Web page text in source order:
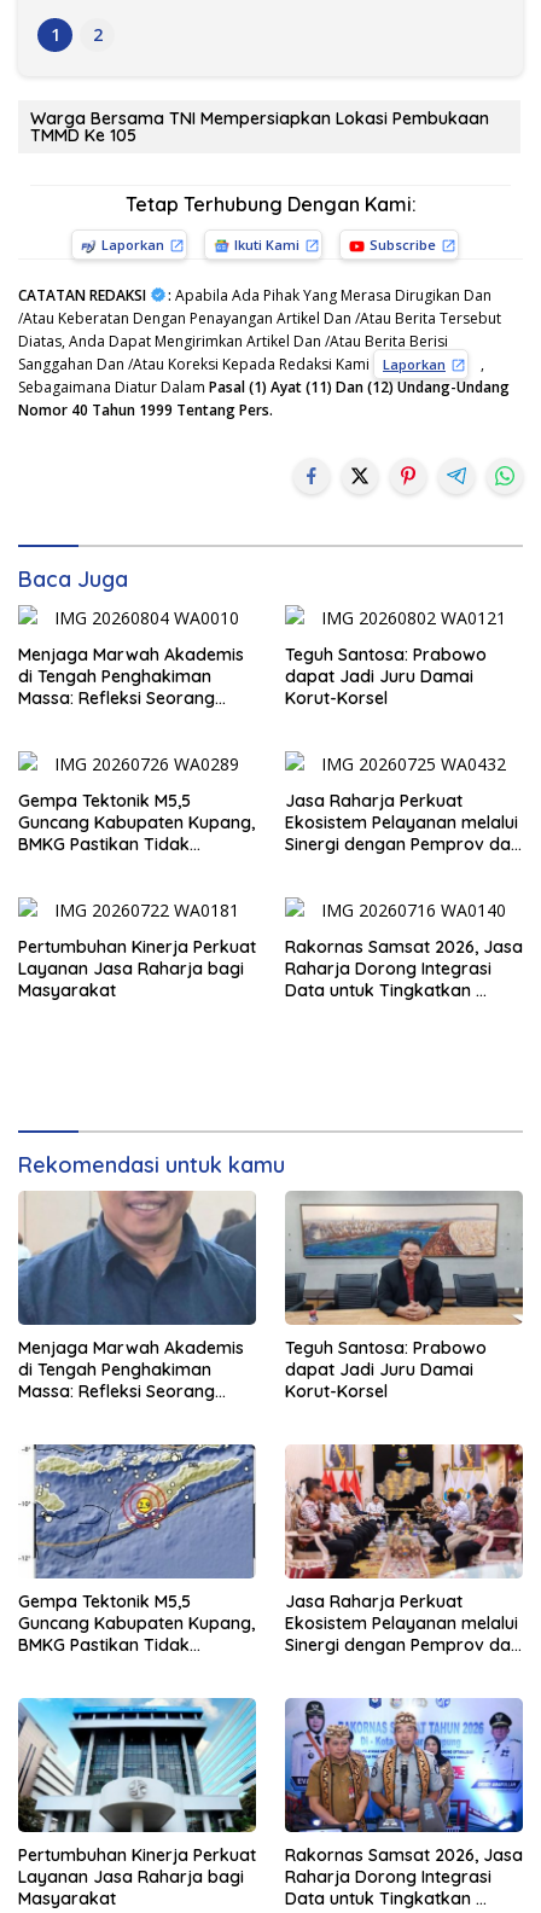
1
2
Warga Bersama TNI Mempersiapkan Lokasi Pembukaan
TMMD Ke 105
Tetap Terhubung Dengan Kami:
Laporkan Ikuti Kami Subscribe
CATATAN REDAKSI : Apabila Ada Pihak Yang Merasa Dirugikan Dan
/Atau Keberatan Dengan Penayangan Artikel Dan /Atau Berita Tersebut
Diatas, Anda Dapat Mengirimkan Artikel Dan /Atau Berita Berisi
Sanggahan Dan /Atau Koreksi Kepada Redaksi Kami
Laporkan
,
Sebagaimana Diatur Dalam Pasal (1) Ayat (11) Dan (12) Undang-Undang
Nomor 40 Tahun 1999 Tentang Pers.
Baca Juga
Menjaga Marwah Akademis
di Tengah Penghakiman
Massa: Refleksi Seorang
Teguh Santosa: Prabowo
dapat Jadi Juru Damai
Korut-Korsel
Gempa Tektonik M5,5
Guncang Kabupaten Kupang,
BMKG Pastikan Tidak
Jasa Raharja Perkuat
Ekosistem Pelayanan melalui
Sinergi dengan Pemprov dan
Pertumbuhan Kinerja Perkuat
Layanan Jasa Raharja bagi
Masyarakat
Rakornas Samsat 2026, Jasa
Raharja Dorong Integrasi
Data untuk Tingkatkan
Rekomendasi untuk kamu
Menjaga Marwah Akademis
di Tengah Penghakiman
Massa: Refleksi Seorang
Teguh Santosa: Prabowo
dapat Jadi Juru Damai
Korut-Korsel
Gempa Tektonik M5,5
Guncang Kabupaten Kupang,
BMKG Pastikan Tidak
Jasa Raharja Perkuat
Ekosistem Pelayanan melalui
Sinergi dengan Pemprov dan
Pertumbuhan Kinerja Perkuat
Layanan Jasa Raharja bagi
Masyarakat
Rakornas Samsat 2026, Jasa
Raharja Dorong Integrasi
Data untuk Tingkatkan